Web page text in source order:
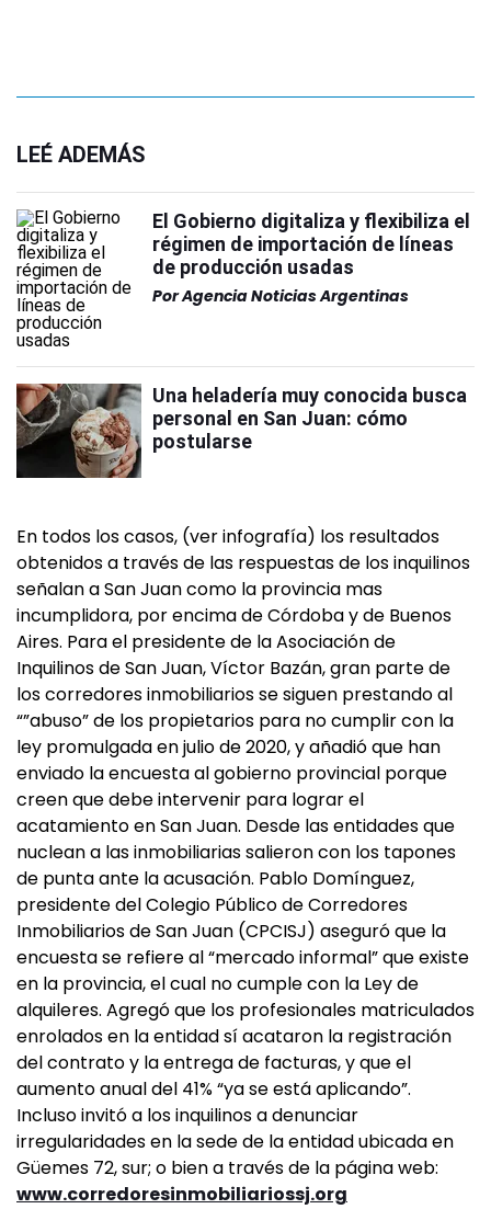
LEÉ ADEMÁS
El Gobierno digitaliza y flexibiliza el
régimen de importación de líneas
de producción usadas
PorAgencia Noticias Argentinas
Una heladería muy conocida busca
personal en San Juan: cómo
postularse
En todos los casos, (ver infografía) los resultados
obtenidos a través de las respuestas de los inquilinos
señalan a San Juan como la provincia mas
incumplidora, por encima de Córdoba y de Buenos
Aires. Para el presidente de la Asociación de
Inquilinos de San Juan, Víctor Bazán, gran parte de
los corredores inmobiliarios se siguen prestando al
“”abuso” de los propietarios para no cumplir con la
ley promulgada en julio de 2020, y añadió que han
enviado la encuesta al gobierno provincial porque
creen que debe intervenir para lograr el
acatamiento en San Juan. Desde las entidades que
nuclean a las inmobiliarias salieron con los tapones
de punta ante la acusación. Pablo Domínguez,
presidente del Colegio Público de Corredores
Inmobiliarios de San Juan (CPCISJ) aseguró que la
encuesta se refiere al “mercado informal” que existe
en la provincia, el cual no cumple con la Ley de
alquileres. Agregó que los profesionales matriculados
enrolados en la entidad sí acataron la registración
del contrato y la entrega de facturas, y que el
aumento anual del 41% “ya se está aplicando”.
Incluso invitó a los inquilinos a denunciar
irregularidades en la sede de la entidad ubicada en
Güemes 72, sur; o bien a través de la página web:
www.corredoresinmobiliariossj.org